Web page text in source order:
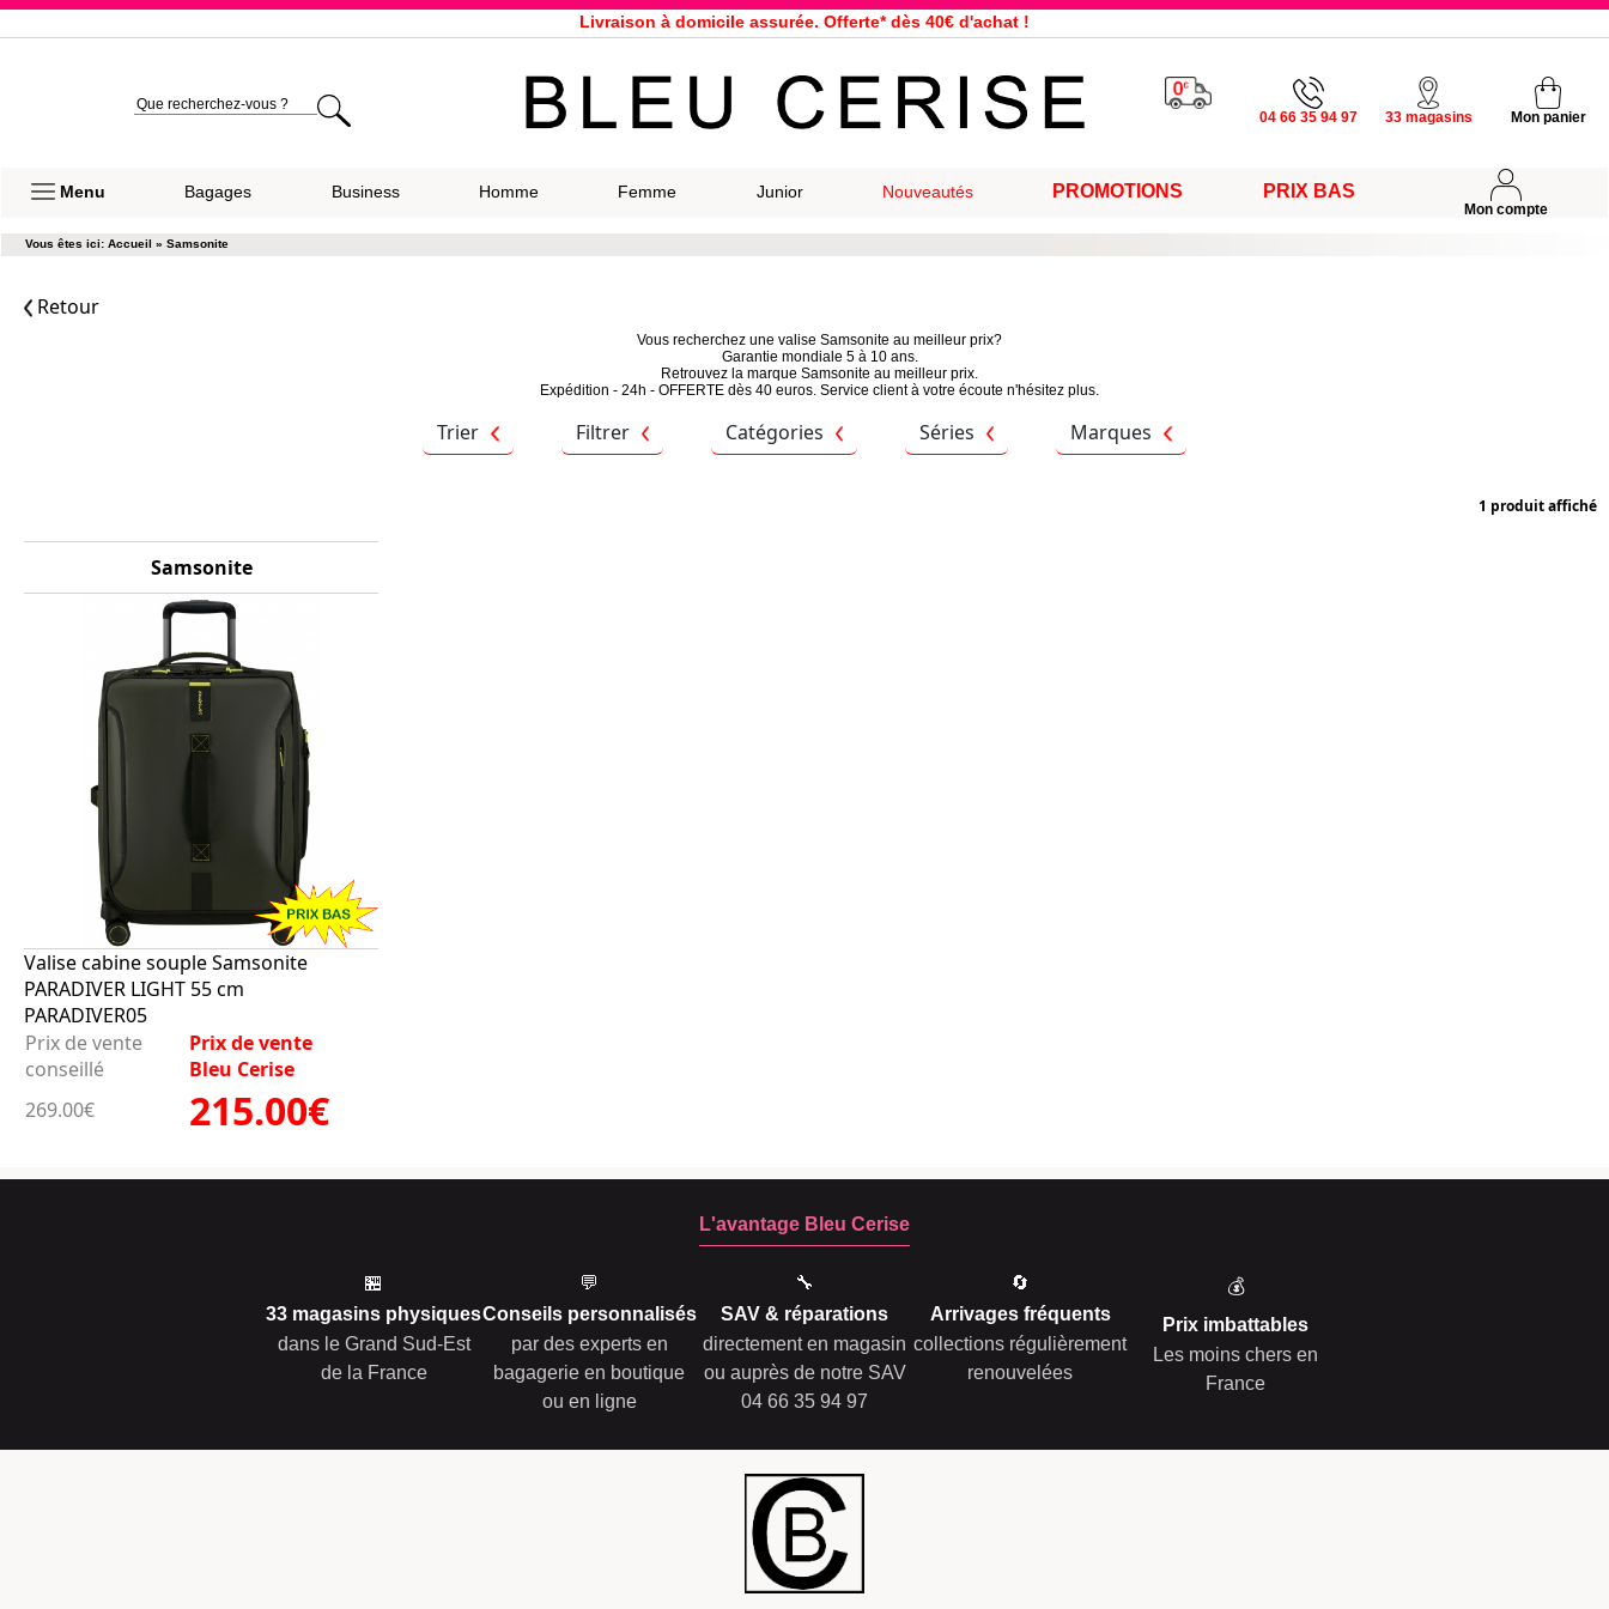
Livraison à domicile assurée. Offerte* dès 40€ d'achat !
Expédition le jour même pour toutes commandes passées avant 12h, du lundi au vendredi
33 magasins répartis dans la France. Un à proximité de chez vous ?
04 66 35 94 97 33 magasins Mon panier
Menu Bagages Business Homme Femme Junior Nouveautés PROMOTIONS PRIX BAS
Mon compte
Vous êtes ici: Accueil » Samsonite
Retour
Vous recherchez une valise Samsonite au meilleur prix?
Garantie mondiale 5 à 10 ans.
Retrouvez la marque Samsonite au meilleur prix.
Expédition - 24h - OFFERTE dès 40 euros. Service client à votre écoute n'hésitez plus.
Trier Filtrer Catégories Séries Marques
1 produit affiché
Samsonite
Valise cabine souple Samsonite
PARADIVER LIGHT 55 cm
PARADIVER05
Prix de vente
conseillé
Prix de vente
Bleu Cerise
269.00€
215.00€
L'avantage Bleu Cerise
🏪
33 magasins physiques
dans le Grand Sud-Est
de la France
💬
Conseils personnalisés
par des experts en
bagagerie en boutique
ou en ligne
🔧
SAV & réparations
directement en magasin
ou auprès de notre SAV
04 66 35 94 97
🔄
Arrivages fréquents
collections régulièrement
renouvelées
💰
Prix imbattables
Les moins chers en
France